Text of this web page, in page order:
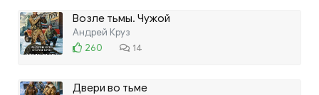
Возле тьмы. Чужой
Андрей Круз
260
14
Двери во тьме